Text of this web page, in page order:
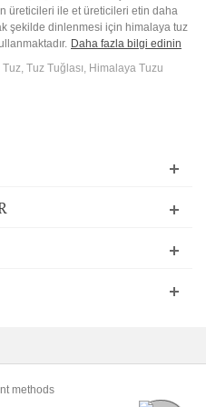
üreticileri ile et üreticileri etin daha
şekilde dinlenmesi için himalaya tuz
Daha fazla bilgi edinin
Tuz, Tuz Tuğlası, Himalaya Tuzu